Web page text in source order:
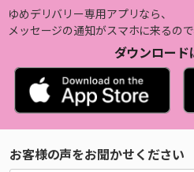
ゆめデリバリー専用アプリなら、
メッセージの通知がスマホに来るので
ダウンロード
お客様の声をお聞かせください